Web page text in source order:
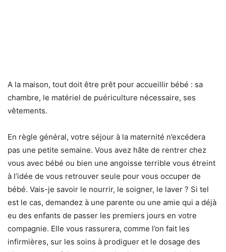
A la maison, tout doit être prêt pour accueillir bébé : sa
chambre, le matériel de puériculture nécessaire, ses
vêtements.
En règle général, votre séjour à la maternité n’excédera
pas une petite semaine. Vous avez hâte de rentrer chez
vous avec bébé ou bien une angoisse terrible vous étreint
à l’idée de vous retrouver seule pour vous occuper de
bébé. Vais-je savoir le nourrir, le soigner, le laver ? Si tel
est le cas, demandez à une parente ou une amie qui a déjà
eu des enfants de passer les premiers jours en votre
compagnie. Elle vous rassurera, comme l’on fait les
infirmières, sur les soins à prodiguer et le dosage des